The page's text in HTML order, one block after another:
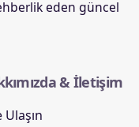
eden güncel
& İletişim
Ulaşın